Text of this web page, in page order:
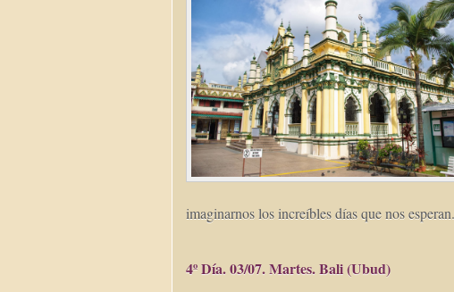
imaginarnos los increíbles días que nos esperan.
4º Día. 03/07. Martes. Bali (Ubud)